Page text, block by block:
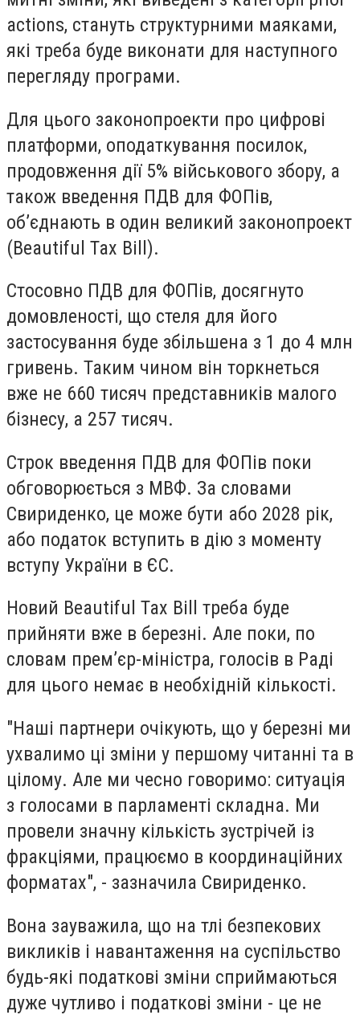
actions, стануть структурними маяками,
які треба буде виконати для наступного
перегляду програми.
Для цього законопроекти про цифрові
платформи, оподаткування посилок,
продовження дії 5% військового збору, а
також введення ПДВ для ФОПів,
об’єднають в один великий законопроект
(Beautiful Tax Bill).
Стосовно ПДВ для ФОПів, досягнуто
домовленості, що стеля для його
застосування буде збільшена з 1 до 4 млн
гривень. Таким чином він торкнеться
вже не 660 тисяч представників малого
бізнесу, а 257 тисяч.
Строк введення ПДВ для ФОПів поки
обговорюється з МВФ. За словами
Свириденко, це може бути або 2028 рік,
або податок вступить в дію з моменту
вступу України в ЄС.
Новий Beautiful Tax Bill треба буде
прийняти вже в березні. Але поки, по
словам прем’єр-міністра, голосів в Раді
для цього немає в необхідній кількості.
"Наші партнери очікують, що у березні ми
ухвалимо ці зміни у першому читанні та в
цілому. Але ми чесно говоримо: ситуація
з голосами в парламенті складна. Ми
провели значну кількість зустрічей із
фракціями, працюємо в координаційних
форматах", - зазначила Свириденко.
Вона зауважила, що на тлі безпекових
викликів і навантаження на суспільство
будь-які податкові зміни сприймаються
дуже чутливо і податкові зміни - це не